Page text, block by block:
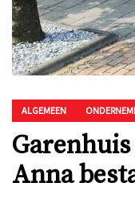
ALGEMEEN
Anna